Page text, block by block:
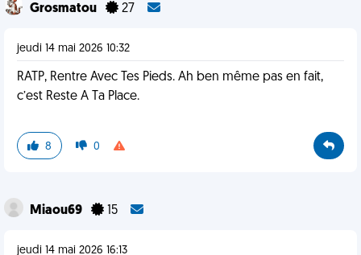
Grosmatou 27
jeudi 14 mai 2026 10:32
RATP, Rentre Avec Tes Pieds. Ah ben même pas en fait,
c’est Reste A Ta Place.
8 0
Miaou69 15
jeudi 14 mai 2026 16:13